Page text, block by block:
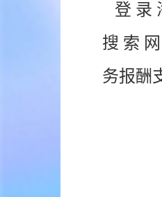
登 录
搜 索 网
务报酬